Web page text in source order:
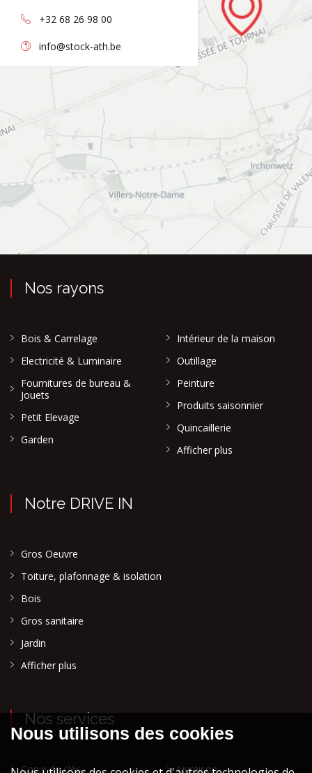
+32 68 26 98 00
info@stock-ath.be
Nos rayons
Bois & Carrelage
Electricité & Luminaire
Fournitures de bureau &
Jouets
Petit Elevage
Garden
Intérieur de la maison
Outillage
Peinture
Produits saisonnier
Quincaillerie
Afficher plus
Notre DRIVE IN
Gros Oeuvre
Toiture, plafonnage & isolation
Bois
Gros sanitaire
Jardin
Afficher plus
Nos services
Copie de clés Livraison